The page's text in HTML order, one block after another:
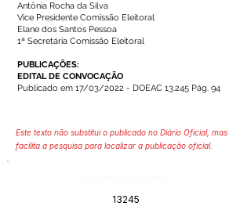
Antônia Rocha da Silva
Vice Presidente Comissão Eleitoral
Elane dos Santos Pessoa
1ª Secretária Comissão Eleitoral
PUBLICAÇÕES:
EDITAL DE CONVOCAÇÃO
Publicado em 17/03/2022 - DOEAC 13.245 Pág. 94
Este texto não substitui o publicado no Diário Oficial, mas
facilita a pesquisa para localizar a publicação oficial.
13245